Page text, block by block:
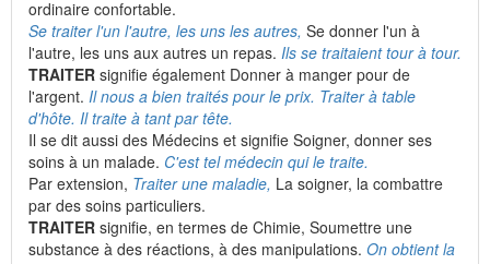
ordinaire confortable.
Se traiter l'un l'autre, les uns les autres, Se donner l'un à
l'autre, les uns aux autres un repas. Ils se traitaient tour à tour.
TRAITER signifie également Donner à manger pour de
l'argent. Il nous a bien traités pour le prix. Traiter à table
d'hôte. Il traite à tant par tête.
Il se dit aussi des Médecins et signifie Soigner, donner ses
soins à un malade. C'est tel médecin qui le traite.
Par extension, Traiter une maladie, La soigner, la combattre
par des soins particuliers.
TRAITER signifie, en termes de Chimie, Soumettre une
substance à des réactions, à des manipulations. On obtient la